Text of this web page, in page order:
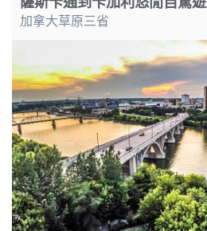
加拿大草原三省